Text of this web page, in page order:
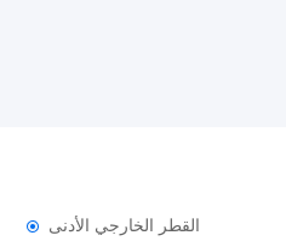
القطر الخارجي الأدنى